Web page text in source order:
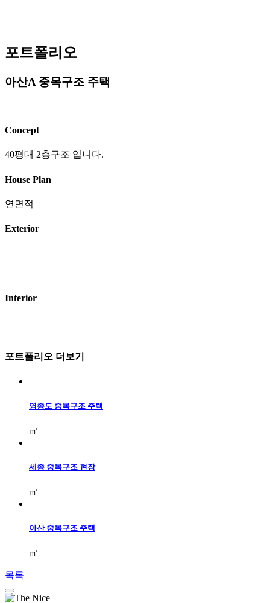
회사소개
단열재
아쿠아폼
중목구조 영상사례
포트폴리오
아산A 중목구조 주택
Concept
40평대 2층구조 입니다.
House Plan
연면적
Exterior
Interior
포트폴리오 더보기
영종도 중목구조 주택
㎡
세종 중목구조 현장
㎡
아산 중목구조 주택
㎡
목록